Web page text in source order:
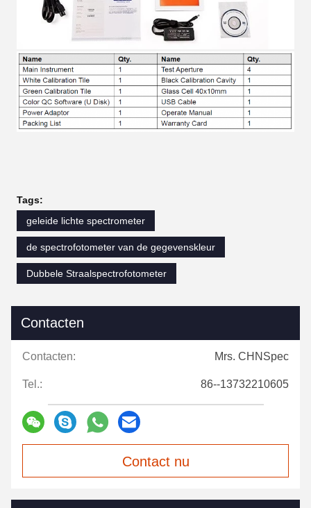
Tags:
geleide lichte spectrometer
de spectrofotometer van de gegevenskleur
Dubbele Straalspectrofotometer
Contacten
Contacten: Mrs. CHNSpec
Tel.: 86--13732210605
Contact nu